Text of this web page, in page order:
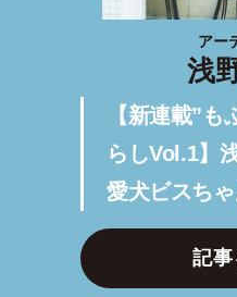
アー
浅
【新連載”も
らしVol.1】
愛犬ビスちゃ
記